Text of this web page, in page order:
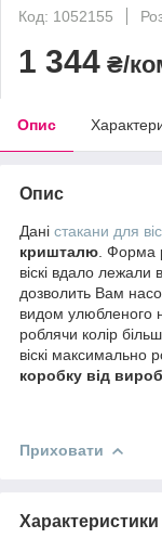
Код: 1052155
1 344 ₴/
Опис
Опис
Дані стакани для
кришталю . Форма
віскі вдало лежали
дозволить Вам
видом улюбленого
роблячи колір
віскі максимально
коробку від
Приховати
Характеристики